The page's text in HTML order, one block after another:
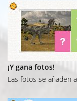
¡Y gana fotos!
Las fotos se añaden